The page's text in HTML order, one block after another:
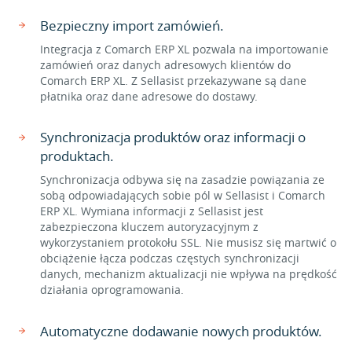
Bezpieczny import zamówień.
Integracja z Comarch ERP XL pozwala na importowanie
zamówień oraz danych adresowych klientów do
Comarch ERP XL. Z Sellasist przekazywane są dane
płatnika oraz dane adresowe do dostawy.
Synchronizacja produktów oraz informacji o
produktach.
Synchronizacja odbywa się na zasadzie powiązania ze
sobą odpowiadających sobie pól w Sellasist i Comarch
ERP XL. Wymiana informacji z Sellasist jest
zabezpieczona kluczem autoryzacyjnym z
wykorzystaniem protokołu SSL. Nie musisz się martwić o
obciążenie łącza podczas częstych synchronizacji
danych, mechanizm aktualizacji nie wpływa na prędkość
działania oprogramowania.
Automatyczne dodawanie nowych produktów.